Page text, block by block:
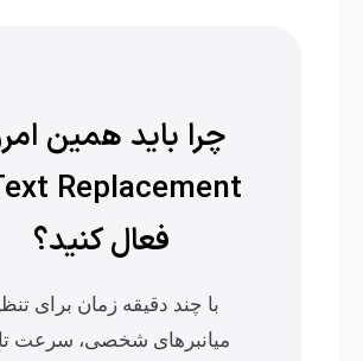
چرا باید همین
فعال کنید؟
با چند دقیقه زمان برای
میانبرهای شخصی، سرعت